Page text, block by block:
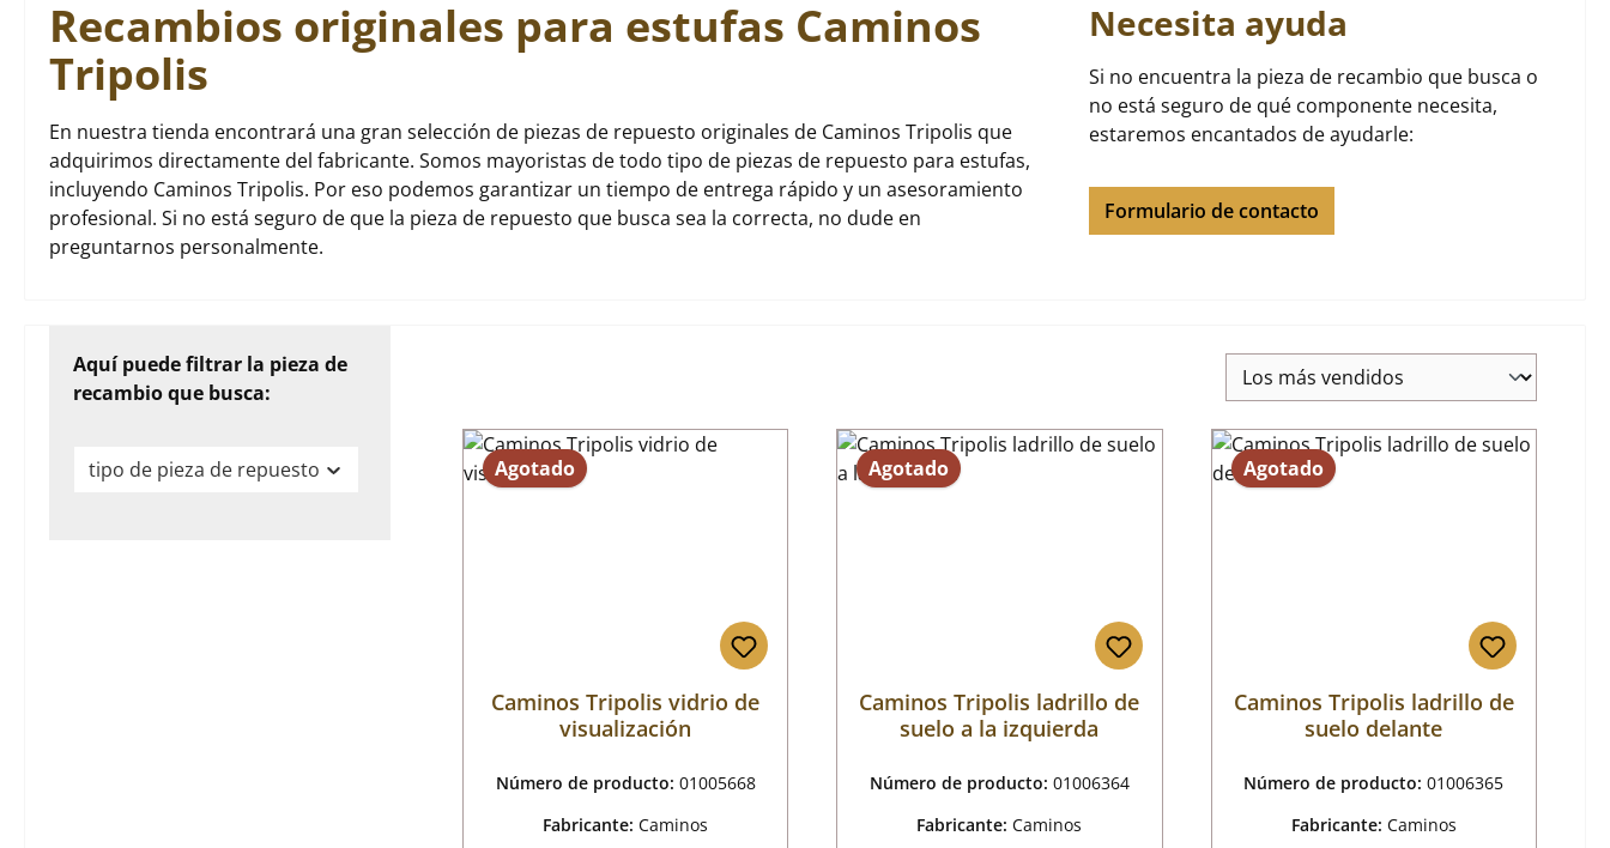
Recambios originales para estufas Caminos
Tripolis
En nuestra tienda encontrará una gran selección de piezas de repuesto originales de Caminos Tripolis que
adquirimos directamente del fabricante. Somos mayoristas de todo tipo de piezas de repuesto para estufas,
incluyendo Caminos Tripolis. Por eso podemos garantizar un tiempo de entrega rápido y un asesoramiento
profesional. Si no está seguro de que la pieza de repuesto que busca sea la correcta, no dude en
preguntarnos personalmente.
Necesita ayuda
Si no encuentra la pieza de recambio que busca o
no está seguro de qué componente necesita,
estaremos encantados de ayudarle:
Formulario de contacto
Aquí puede filtrar la pieza de
recambio que busca:
tipo de pieza de repuesto Agotado
Caminos Tripolis vidrio de
visualización
Número de producto: 01005668
Fabricante:Caminos
Agotado
Caminos Tripolis ladrillo de
suelo a la izquierda
Número de producto: 01006364
Fabricante:Caminos
Agotado
Caminos Tripolis ladrillo de
suelo delante
Número de producto:01006365
Fabricante: Caminos